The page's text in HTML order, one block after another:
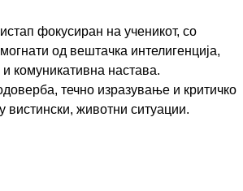
фокусиран на ученикот, со
од вештачка интелигенција,
комуникативна настава.
течно изразување и критичко
вистински, животни ситуации.